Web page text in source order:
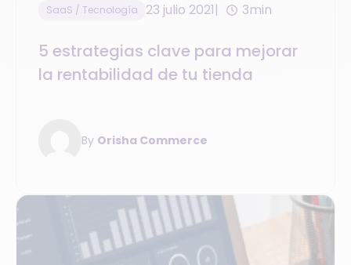
SaaS / Tecnología 23 julio 2021 3min
5 estrategias clave para mejorar
la rentabilidad de tu tienda
By Orisha Commerce